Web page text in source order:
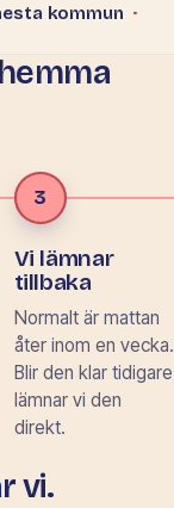
kommun ·
3
Vi lämnar
tillbaka
Normalt är mattan
åter inom en vecka.
Blir den klar tidigare
lämnar vi den
direkt.
vi.